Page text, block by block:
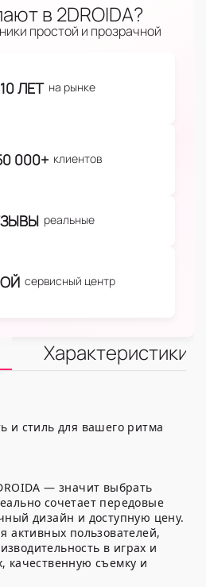
в 2DROIDA?
простой и прозрачной
10 ЛЕТ на рынке
000+ клиентов
реальные
сервисный центр
Характеристики
и стиль для вашего ритма
— значит выбрать
сочетает передовые
дизайн и доступную цену.
активных пользователей,
в играх и
качественную съемку и